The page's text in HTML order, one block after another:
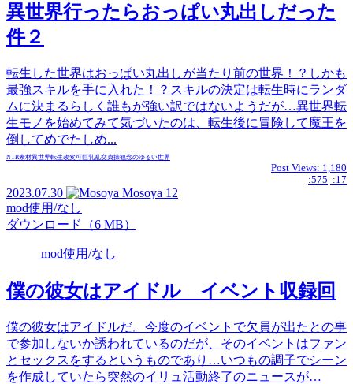
異世界行ったらおっぱい丸出しだった
件２
転生した世界はおっぱい丸出しが当たり前の世界！？しかも
最強スキルを手に入れた！？スキルの決定は転生時にランダ
ムに決まるらしく誰もが強い訳ではないようだが…異世界転
生モノを始めてみて気づいたのは、転生後に冒険して魔王を
倒してめでたしめ...
NTR素材異世界転生改変可巨乳乱交貞操観念のゆるい世界
Post Views: 1,180
:575 :17
2023.07.30 Mosoya 12
mod使用/なし
ダウンロード（6 MB）
mod使用/なし
僕の彼女はアイドル イベント収録回
僕の彼女はアイドルだ。今度のイベントで欠員が出たとの事
で参加しないか誘われているのだが、そのイベントはファン
とセックスをするというものであり…いつもの調子でシーン
を作成していたら突然のイリュ活動終了のニュースが…